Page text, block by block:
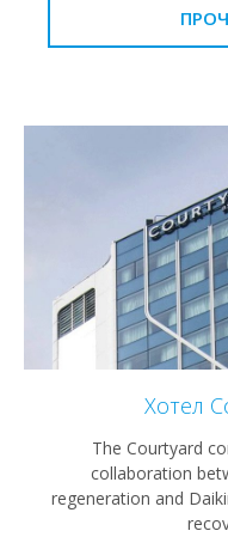
Хотел
The Courtyard
collaboration
regeneration and